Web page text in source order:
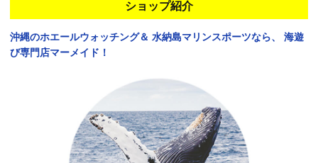
ショップ紹介
沖縄のホエールウォッチング＆ 水納島マリンスポーツなら、
海遊
び専門店マーメイド！